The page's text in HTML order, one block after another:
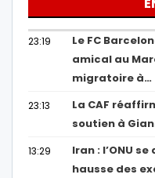
23:19
Le FC
amical au
migratoire à…
23:13
La CAF
soutien à
13:29
Iran : l’ONU
hausse des